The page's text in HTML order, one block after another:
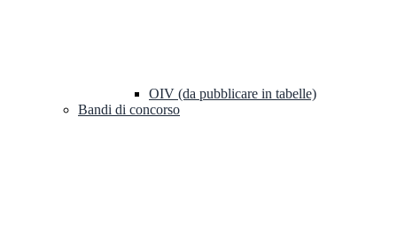
OIV (da pubblicare in tabelle)
Bandi di concorso